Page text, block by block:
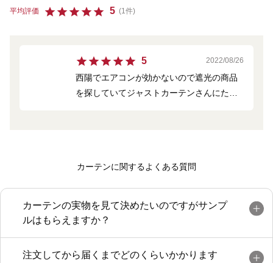
平均評価 5 (1件)
5 2022/08/26
西陽でエアコンが効かないので遮光の商品
を探していてジャストカーテンさんにたど
た。完全に遮光でき午後も部屋が涼しくな
おもいます！また頼みたいです！
カーテンに関するよくある質問
カーテンの実物を見て決めたいのですがサンプ
ルはもらえますか？
注文してから届くまでどのくらいかかります